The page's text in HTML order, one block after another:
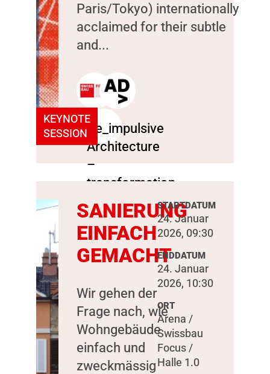
KEYNOTE
SESSION
Paris/Tokyo) internationally
acclaimed for their subtle
and...
SANIERUNG
EINFACH
GEMACHT
Wir gehen der
Frage nach, wie
Wohngebäude
einfach und
zweckmässig
STARTDATUM
24. Januar
2026, 09:30
ENDDATUM
24. Januar
2026, 10:30
ORT
Arena /
Swissbau
Focus /
Halle 1.0